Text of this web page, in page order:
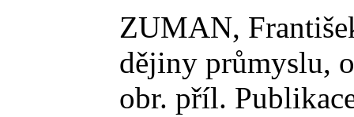
ZUMAN,
dějiny průmyslu,
obr. příl.